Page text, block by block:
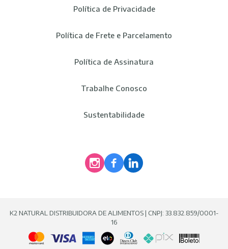
Política de Privacidade
Política de Frete e Parcelamento
Política de Assinatura
Trabalhe Conosco
Sustentabilidade
K2 NATURAL DISTRIBUIDORA DE ALIMENTOS | CNPJ: 33.832.859/0001-
16